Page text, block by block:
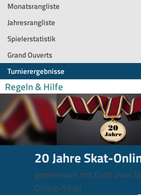
Monatsrangliste
Jahresrangliste
Spielerstatistik
Grand Ouverts
Turnierergebnisse
Regeln & Hilfe
20 Jahre Skat-
gemeinsam mit Euch zwei
Online-Skat!